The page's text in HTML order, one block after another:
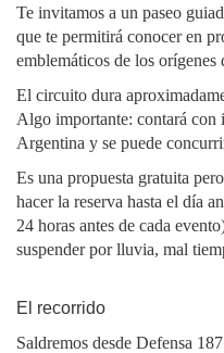
Te invitamos a un paseo
que te permitirá conocer en
emblemáticos de los
El circuito dura
Algo importante: contará con
Argentina y se puede
Es una propuesta gratuita
hacer la reserva hasta el día
24 horas antes de cada
suspender por lluvia, mal
El recorrido
Saldremos desde Defensa